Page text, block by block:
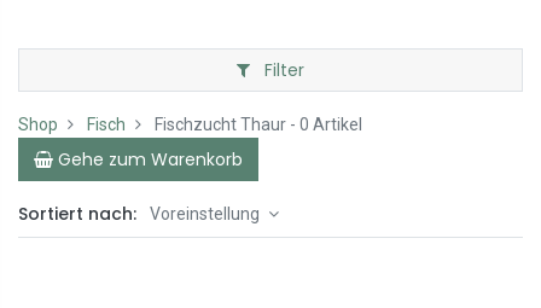
Filter
Shop Fisch Fischzucht Thaur - 0 Artikel
Gehe zum Warenkorb
Sortiert nach: Voreinstellung